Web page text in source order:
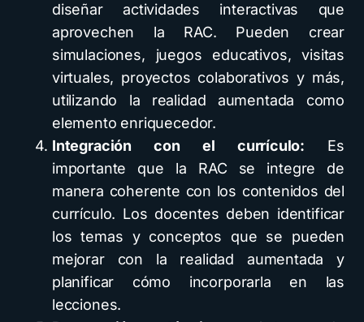
diseñar actividades interactivas que
aprovechen la RAC. Pueden crear
simulaciones, juegos educativos, visitas
virtuales, proyectos colaborativos y más,
utilizando la realidad aumentada como
elemento enriquecedor.
Integración con el currículo: Es
importante que la RAC se integre de
manera coherente con los contenidos del
currículo. Los docentes deben identificar
los temas y conceptos que se pueden
mejorar con la realidad aumentada y
planificar cómo incorporarla en las
lecciones.